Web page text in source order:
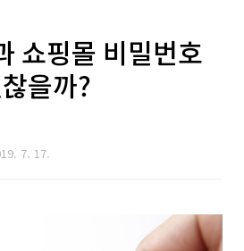
쇼핑몰 비밀번호
을까?
7. 17.